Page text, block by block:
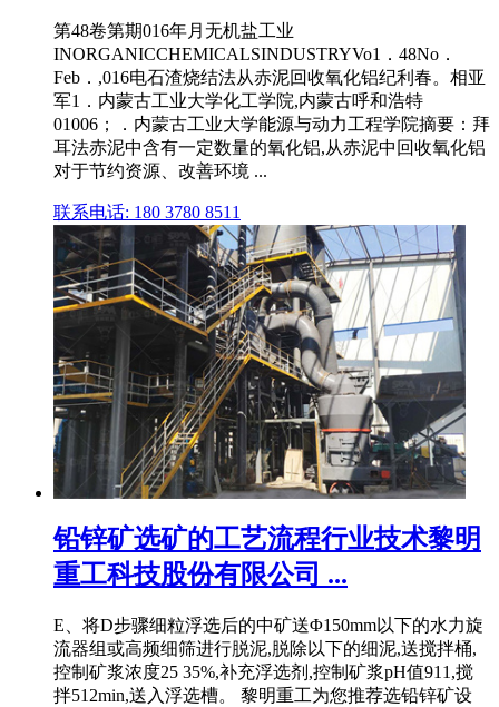
第48卷第期016年月无机盐工业
INORGANICCHEMICALSINDUSTRYVo1．48No．
Feb．,016电石渣烧结法从赤泥回收氧化铝纪利春。相亚
军1．内蒙古工业大学化工学院,内蒙古呼和浩特
01006；．内蒙古工业大学能源与动力工程学院摘要：拜
耳法赤泥中含有一定数量的氧化铝,从赤泥中回收氧化铝
对于节约资源、改善环境 ...
联系电话: 180 3780 8511
铅锌矿选矿的工艺流程行业技术黎明
重工科技股份有限公司 ...
E、将D步骤细粒浮选后的中矿送Φ150mm以下的水力旋
流器组或高频细筛进行脱泥,脱除以下的细泥,送搅拌桶,
控制矿浆浓度25 35%,补充浮选剂,控制矿浆pH值911,搅
拌512min,送入浮选槽。 黎明重工为您推荐选铅锌矿设